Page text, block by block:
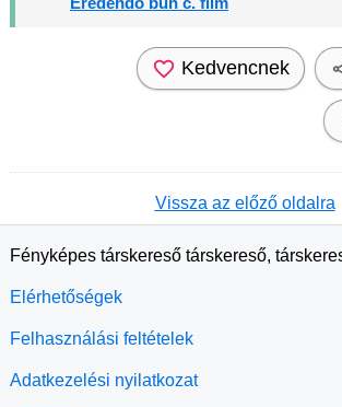
Kedvencnek
Vissza az előző oldalra
Fényképes társkereső társkereső,
Elérhetőségek
Felhasználási feltételek
Adatkezelési nyilatkozat